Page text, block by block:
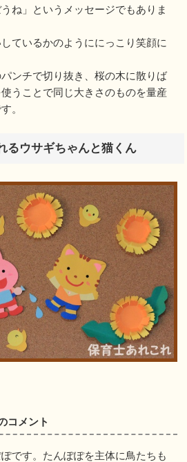
ね」というメッセージでもありま
ているかのようににっこり笑顔に
ンチで切り抜き、桜の木に散りば
うことで同じ大きさのものを量産
。
るウサギちゃんと猫くん
コメント
です。たんぽぽを主体に鳥たちも